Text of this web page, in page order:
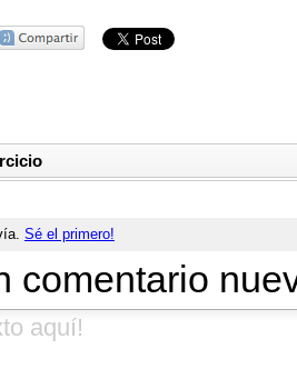
Sé el primero!
comentario